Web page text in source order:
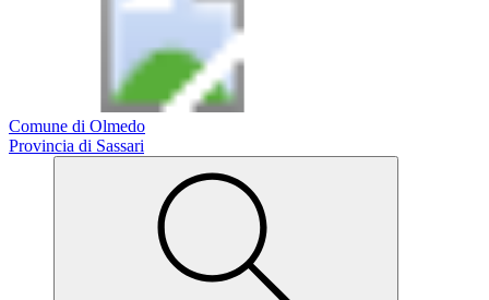
Comune di Olmedo
Provincia di Sassari